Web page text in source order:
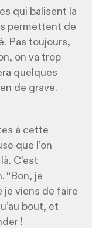
qui balisent la
permettent de
Pas toujours,
on va trop
quelques
de grave.
à cette
que l’on
C’est
“Bon, je
je viens de faire
bout, et
!